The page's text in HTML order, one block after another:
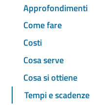
Approfondimenti
Come fare
Costi
Cosa serve
Cosa si ottiene
Tempi e scadenze